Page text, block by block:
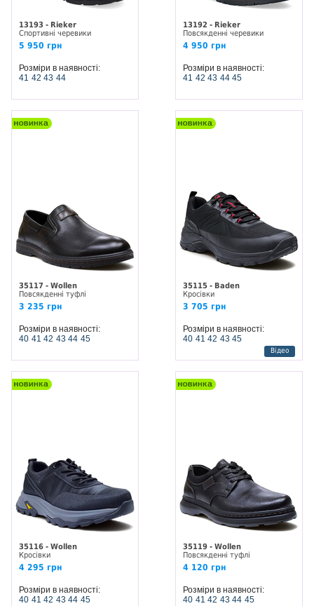
13193 - Rieker
Спортивні черевики
5 950 грн
Розміри в наявності:
41 42 43 44
13192 - Rieker
Повсякденні черевики
4 950 грн
Розміри в наявності:
41 42 43 44 45
35117 - Wollen
Повсякденні туфлі
3 235 грн
Розміри в наявності:
40 41 42 43 44 45
35115 - Baden
Кросівки
3 705 грн
Відео
Розміри в наявності:
40 41 42 43 45
35116 - Wollen
Кросівки
4 295 грн
Розміри в наявності:
40 41 42 43 44 45
35119 - Wollen
Повсякденні туфлі
4 120 грн
Розміри в наявності:
40 41 42 43 44 45